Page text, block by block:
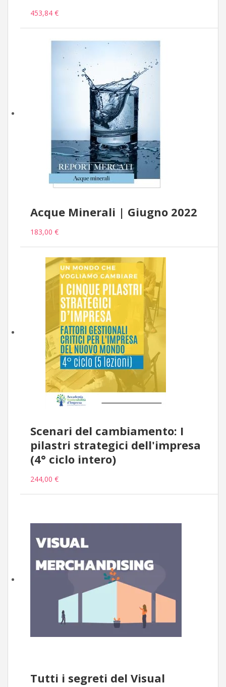
453,84 €
Acque Minerali | Giugno 2022
183,00 €
Scenari del cambiamento: I
pilastri strategici dell'impresa
(4° ciclo intero)
244,00 €
Tutti i segreti del Visual